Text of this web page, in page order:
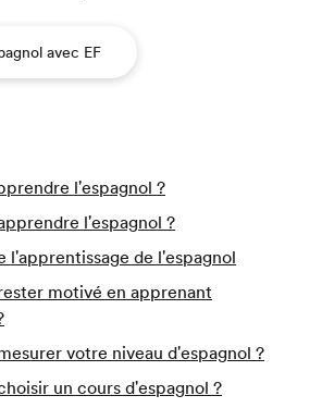
avec EF
l'espagnol ?
l'espagnol ?
l'apprentissage de l'espagnol
motivé en apprenant
votre niveau d'espagnol ?
un cours d'espagnol ?